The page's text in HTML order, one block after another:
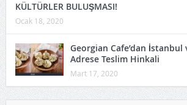
KÜLTÜRLER BULUŞMASI!
Ocak 18, 2020
Georgian Cafe’dan İstanbul
Adrese Teslim Hinkali
Mart 17, 2020